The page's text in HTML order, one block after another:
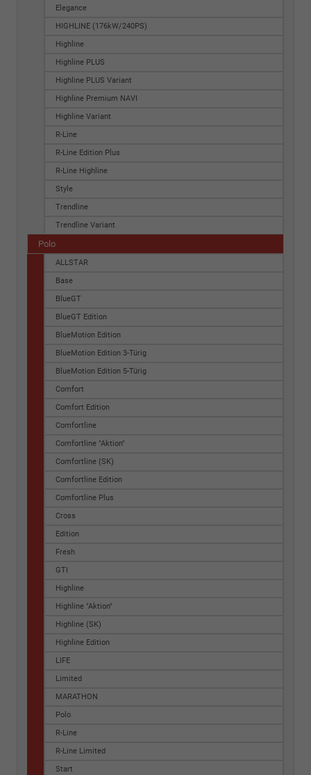
Elegance
HIGHLINE (176kW/240PS)
Highline
Highline PLUS
Highline PLUS Variant
Highline Premium NAVI
Highline Variant
R-Line
R-Line Edition Plus
R-Line Highline
Style
Trendline
Trendline Variant
Polo
ALLSTAR
Base
BlueGT
BlueGT Edition
BlueMotion Edition
BlueMotion Edition 3-Türig
BlueMotion Edition 5-Türig
Comfort
Comfort Edition
Comfortline
Comfortline "Aktion"
Comfortline (SK)
Comfortline Edition
Comfortline Plus
Cross
Edition
Fresh
GTI
Highline
Highline "Aktion"
Highline (SK)
Highline Edition
LIFE
Limited
MARATHON
Polo
R-Line
R-Line Limited
Start